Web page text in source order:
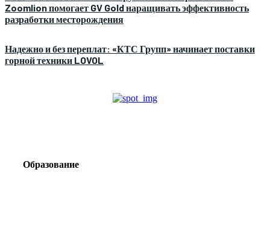
Zoomlion помогает GV Gold наращивать эффективность
разработки месторождения
Надежно и без переплат: «КТС Групп» начинает поставки
горной техники LOVOL
Образование